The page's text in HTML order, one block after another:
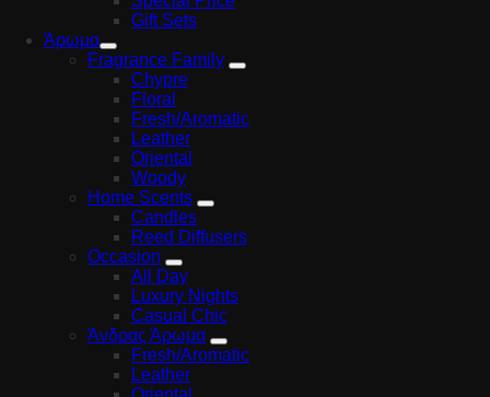
Gift Sets
Άρωμα
Fragrance Family
Chypre
Floral
Fresh/Aromatic
Leather
Oriental
Woody
Home Scents
Candles
Reed Diffusers
Occasion
All Day
Luxury Nights
Casual Chic
Άνδρας Άρωμα
Fresh/Aromatic
Leather